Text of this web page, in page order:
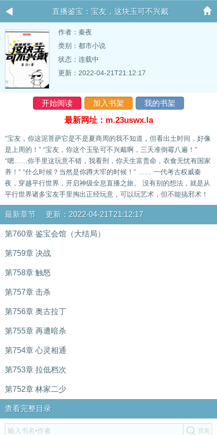
直播鉴宝：宝友，这块玉可不兴戴
作者： 秦夜
类别：都市小说
状态：连载中
更新：2022-04-21T21:12:17
开始阅读 加入书架 我的书架
最新网址：m.23uswx.la
“宝友，你这泥菩萨它是不是夏商周的我不知道，但看出土时间，好像
是上周的！” “宝友，你这个玉坠可不兴戴啊，三天准倒霉八遍！”
“嗯……你手里这玩意不错，我看刑，你天生富贵命，衣食无忧有国家
养！” “什么时候？当然是你蹲大牢的时候！” …… 一代考古权威秦
夜，穿越平行世界，开启神级全息直播之旅。 没有别的想法，就是从
平行世界诸多宝友手里掏出正经玩意，可以玩艺术，但不能搞邪术！
最新章节 更新：2022-04-21T21:12:17
第760章 鉴宝会馆（大结局）
第759章 决战
第758章 触怒
第757章 击杀
第756章 奥古拉丁
第755章 再遭暗杀
第754章 心灵相通
第753章 拉低档次
第752章 林家二少
查看完整目录